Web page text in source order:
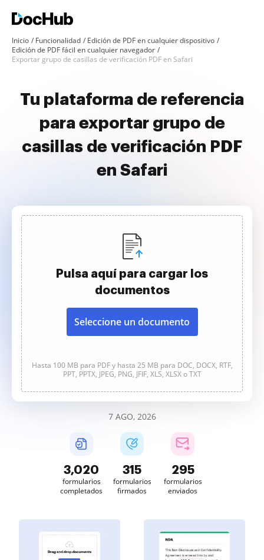
Inicio Funcionalidad
Edición de PDF en cualquier dispositivo
Edición de PDF fácil en cualquier navegador
Exportar grupo de casillas de verificación PDF en Safari
Tu plataforma de referencia
para exportar grupo de
casillas de verificación PDF
en Safari
Pulsa aquí para cargar los
documentos
Seleccione un documento
Hasta 100 MB para PDF y hasta 25 MB para DOC, DOCX, RTF,
PPT, PPTX, JPEG, PNG, JFIF, XLS, XLSX o TXT
7 AGO, 2026
3,020
formularios
completados
316
formularios
firmados
295
formularios
enviados